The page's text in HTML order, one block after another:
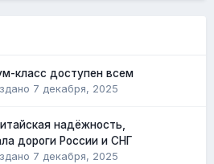
класс доступен всем
7 декабря, 2025
надёжность,
дороги России и СНГ
7 декабря, 2025